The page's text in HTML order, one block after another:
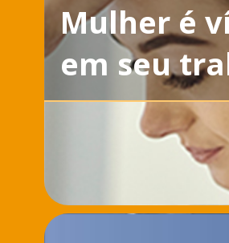
Mulher é
em seu